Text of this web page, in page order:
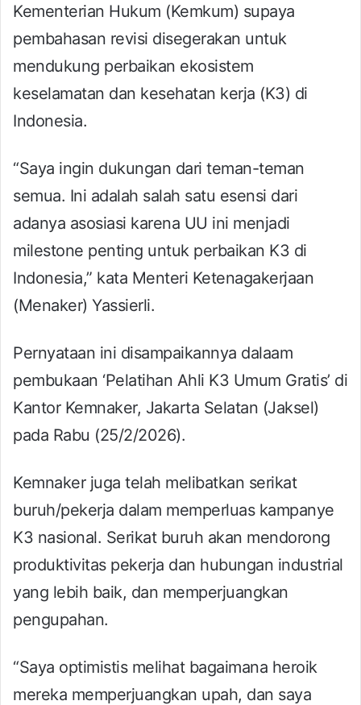
Kementerian Hukum (Kemkum) supaya
pembahasan revisi disegerakan untuk
mendukung perbaikan ekosistem
keselamatan dan kesehatan kerja (K3) di
Indonesia.
“Saya ingin dukungan dari teman-teman
semua. Ini adalah salah satu esensi dari
adanya asosiasi karena UU ini menjadi
milestone penting untuk perbaikan K3 di
Indonesia,” kata Menteri Ketenagakerjaan
(Menaker) Yassierli.
Pernyataan ini disampaikannya dalaam
pembukaan ‘Pelatihan Ahli K3 Umum Gratis’ di
Kantor Kemnaker, Jakarta Selatan (Jaksel)
pada Rabu (25/2/2026).
Kemnaker juga telah melibatkan serikat
buruh/pekerja dalam memperluas kampanye
K3 nasional. Serikat buruh akan mendorong
produktivitas pekerja dan hubungan industrial
yang lebih baik, dan memperjuangkan
pengupahan.
“Saya optimistis melihat bagaimana heroik
mereka memperjuangkan upah, dan saya